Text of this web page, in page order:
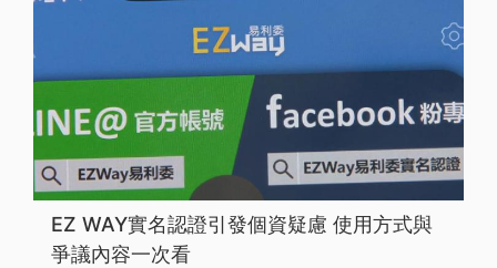
EZ WAY實名認證引發個資疑慮 使用方式與
爭議內容一次看